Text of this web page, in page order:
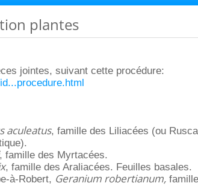
plantes
jointes, suivant cette procédure:
aculeatus, famille des Liliacées (ou
, famille des Myrtacées.
, famille des Araliacées. Feuilles basales.
à-Robert, Geranium robertianum,